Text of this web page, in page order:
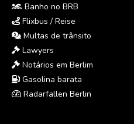
Banho no BRB
Flixbus / Reise
Multas de trânsito
Lawyers
Notários em Berlim
Gasolina barata
Radarfallen Berlin